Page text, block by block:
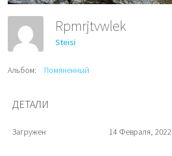
Rpmrjtvwlek
Steisi
Альбом: Помяненный
ДЕТАЛИ
Загружен 14 Февраля, 2022